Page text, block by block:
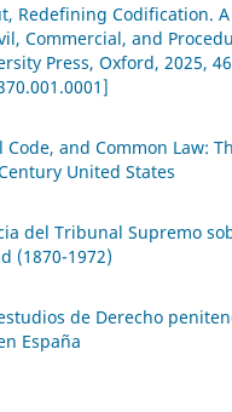
Redefining Codification.
Commercial, and
Press, Oxford, 2025,
Code, and Common Law:
United States
del Tribunal Supremo
(1870-1972)
de Derecho
España